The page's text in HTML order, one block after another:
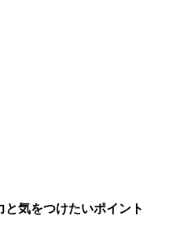
気をつけたいポイント